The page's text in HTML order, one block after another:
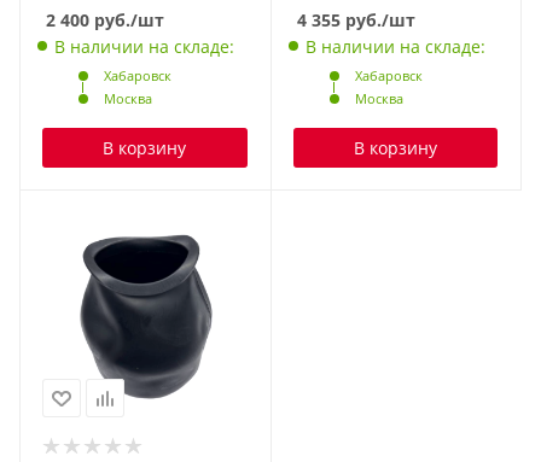
присоед. резьба 1″, EPDM)
2 400 руб./шт
В наличии на складе:
Хабаровск
Москва
В корзину
присоед. резьба 1″, EPDM)
4 355руб./шт
В наличии на складе:
Хабаровск
Москва
В корзину